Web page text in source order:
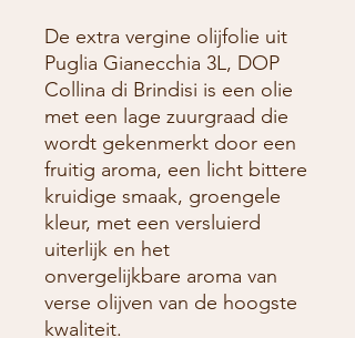
De extra vergine olijfolie uit
Puglia Gianecchia 3L, DOP
Collina di Brindisi is een olie
met een lage zuurgraad die
wordt gekenmerkt door een
fruitig aroma, een licht bittere
kruidige smaak, groengele
kleur, met een versluierd
uiterlijk en het
onvergelijkbare aroma van
verse olijven van de hoogste
kwaliteit.